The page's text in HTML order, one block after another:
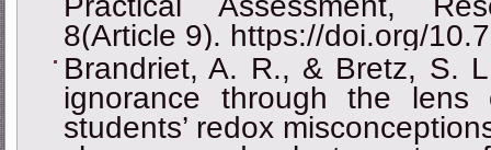
8(Article 9). https://doi.org/
Brandriet, A. R., & Bretz, S.
ignorance through the lens
students’ redox